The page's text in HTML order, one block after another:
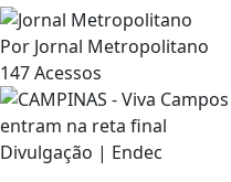
Por Jornal Metropolitano
147Acessos
Divulgação | Endec